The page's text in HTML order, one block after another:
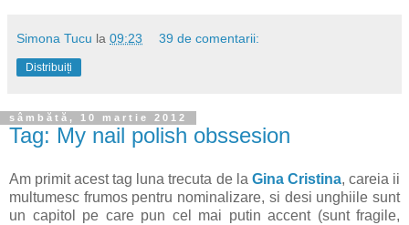
Simona Tucu la 09:23 39 de comentarii:
Distribuiți
sâmbătă, 10 martie 2012
Tag: My nail polish obssesion
Am primit acest tag luna trecuta de la Gina Cristina, careia ii
multumesc frumos pentru nominalizare, si desi unghiile sunt
un capitol pe care pun cel mai putin accent (sunt fragile,